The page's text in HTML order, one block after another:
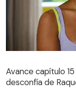
desconfía de
Avance capítulo
desconfía de